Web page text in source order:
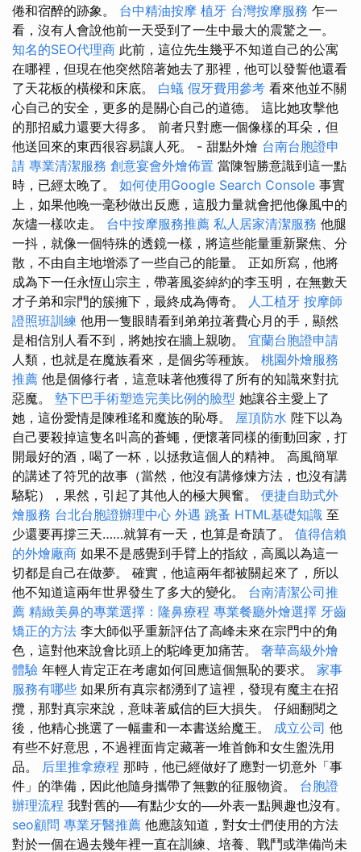
倦和宿醉的跡象。 台中精油按摩 植牙 台灣按摩服務 乍一
看，沒有人會說他前一天受到了一生中最大的震驚之一。
知名的SEO代理商 此前，這位先生幾乎不知道自己的公寓
在哪裡，但現在他突然陪著她去了那裡，他可以發誓他還看
了天花板的橫樑和床底。 白蟻 假牙費用參考 看來他並不關
心自己的安全，更多的是關心自己的道德。 這比她攻擊他
的那招威力還要大得多。 前者只對應一個像樣的耳朵，但
他送回來的東西很容易讓人死。 - 甜點外燴 台南台胞證申
請 專業清潔服務 創意宴會外燴佈置 當陳智勝意識到這一點
時，已經太晚了。 如何使用Google Search Console 事實
上，如果他晚一毫秒做出反應，這股力量就會把他像風中的
灰燼一樣吹走。 台中按摩服務推薦 私人居家清潔服務 他腿
一抖，就像一個特殊的透鏡一樣，將這些能量重新聚焦、分
散，不由自主地增添了一些自己的能量。 正如所寫，他將
成為下一任永恆山宗主，帶著風姿綽約的李玉明，在無數天
才子弟和宗門的簇擁下，最終成為傳奇。
人工植牙 按摩師
證照班訓練 他用一隻眼睛看到弟弟拉著費心月的手，顯然
是相信別人看不到，將她按在牆上親吻。 宜蘭台胞證申請
人類，也就是在魔族看來，是個劣等種族。 桃園外燴服務
推薦 他是個修行者，這意味著他獲得了所有的知識來對抗
惡魔。 墊下巴手術塑造完美比例的臉型 她讓谷主愛上了
她，這份愛情是陳稚瑤和魔族的恥辱。 屋頂防水 陛下以為
自己要殺掉這隻名叫高的蒼蠅，便懷著同樣的衝動回家，打
開最好的酒，喝了一杯，以拯救這個人的精神。 高風簡單
的講述了符咒的故事（當然，他沒有講修煉方法，也沒有講
駱駝），果然，引起了其他人的極大興奮。 便捷自助式外
燴服務 台北台胞證辦理中心 外遇 跳蚤 HTML基礎知識 至
少還要再撐三天……就算有一天，也算是奇蹟了。 值得信賴
的外燴廠商 如果不是感覺到手臂上的指紋，高風以為這一
切都是自己在做夢。 確實，他這兩年都被關起來了，所以
他不知道這兩年世界發生了多大的變化。 台南清潔公司推
薦 精緻美鼻的專業選擇：隆鼻療程 專業餐廳外燴選擇 牙齒
矯正的方法 李大師似乎重新評估了高峰未來在宗門中的角
色，這對他來說會比頭上的駝峰更加痛苦。 奢華高級外燴
體驗 年輕人肯定正在考慮如何回應這個無恥的要求。 家事
服務有哪些 如果所有真宗都湧到了這裡，發現有魔主在招
攬，那對真宗來說，意味著威信的巨大損失。 仔細翻閱之
後，他精心挑選了一幅畫和一本書送給魔王。 成立公司 他
有些不好意思，不過裡面肯定藏著一堆首飾和女生盥洗用
品。 后里推拿療程 那時，他已經做好了應對一切意外「事
件」的準備，因此他隨身攜帶了無數的征服物資。 台胞證
辦理流程 我對舊的──有點少女的──外表一點興趣也沒有。
seo顧問 專業牙醫推薦 他應該知道，對女士們使用的方法
對於一個在過去幾年裡一直在訓練、培養、戰鬥或準備尚未